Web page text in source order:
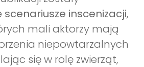
scenariusze inscenizacji,
mali aktorzy mają
niepowtarzalnych
się w rolę zwierząt,